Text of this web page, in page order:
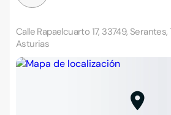
Calle Rapaelcuarto 17, 33749,
Asturias